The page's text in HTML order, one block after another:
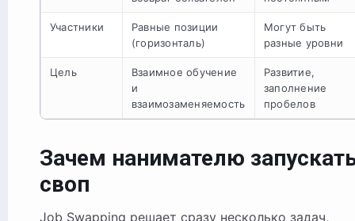
Участники
Равные позиции
(горизонталь)
Могут быть
разные уровни
Цель
Взаимное обучение
и
взаимозаменяемость
Развитие,
заполнение
пробелов
Зачем нанимателю
своп
Job Swapping решает сразу несколько задач,